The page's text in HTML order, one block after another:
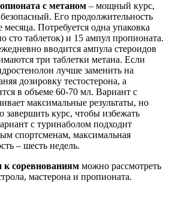
с метаном – мощный курс,
Его продолжительность
месяца. Потребуется одна упаковка
сто таблеток) и 15 ампул пропионата.
вводится ампула стероидов
три таблетки метана. Если
лучше заменить на
дозировку тестостерона, а
в объеме 60-70 мл. Вариант с
максимальные результаты, но
завершить курс, чтобы избежать
с туринаболом подходит
спортсменам, максимальная
– шесть недель.
к соревнованиям можно рассмотреть
мастерона и пропионата.